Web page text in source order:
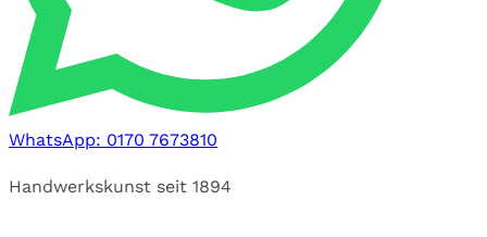
WhatsApp: 0170 7673810
Handwerkskunst seit 1894